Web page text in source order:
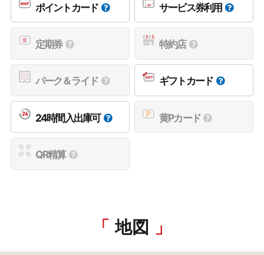
ポイントカード サービス券利用
定期券 特約店
パーク＆ライド ギフトカード
24時間入出庫可 黄Pカード
QR精算
地図